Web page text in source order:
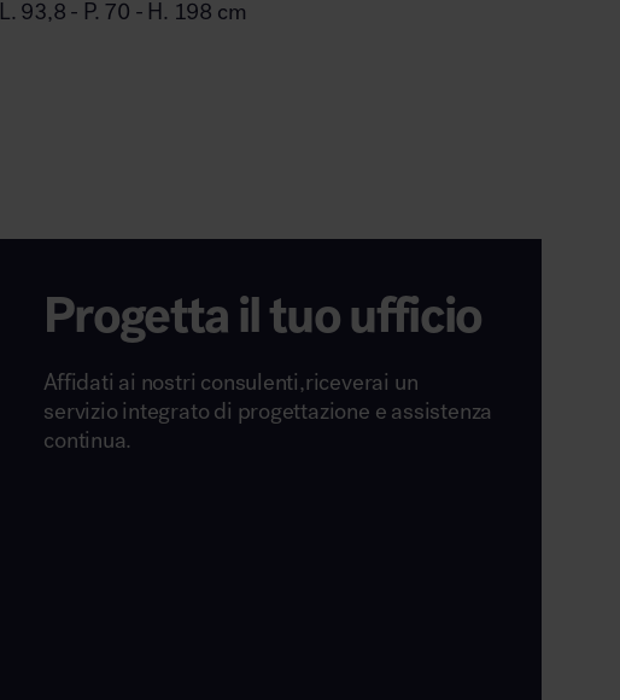
L. 93,8 - P. 70 - H. 198 cm
Progetta il tuo ufficio
Affidati ai nostri consulenti,riceverai un
servizio integrato di progettazione e assistenza
continua.